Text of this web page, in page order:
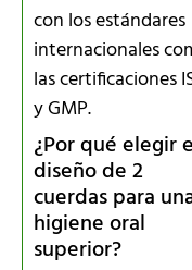
con los estándares
internacionales
las certificaciones
y GMP.
¿Por qué elegir
diseño de 2
cuerdas para
higiene oral
superior?